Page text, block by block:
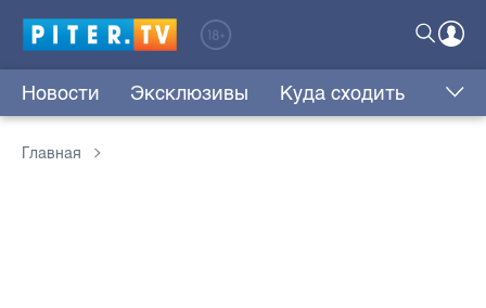
Новости Эксклюзивы Куда сходить
Главная